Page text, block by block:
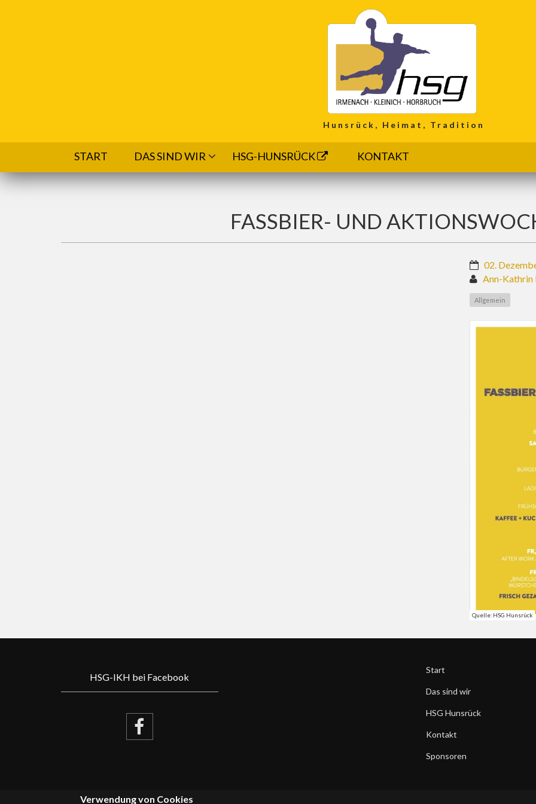
Hunsrück, Heimat, Tradition
START DAS SIND WIR HSG-HUNSRÜCK KONTAKT
FASSBIER- UND
02.
Ann-Kathrin
Allgemein
Quelle: HSG Hunsrück
HSG-IKH bei Facebook
Start
Das sind wir
HSG Hunsrück
Kontakt
Sponsoren
Verwendung von Cookies